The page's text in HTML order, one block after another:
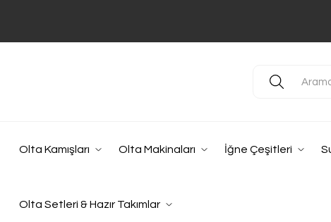
Olta Kamışları Olta Makinaları İğne Çeşitleri
Olta Setleri & Hazır Takımlar